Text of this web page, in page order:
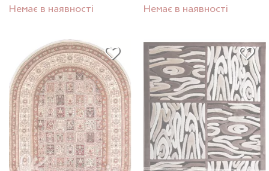
Немає в наявності Немає в наявності